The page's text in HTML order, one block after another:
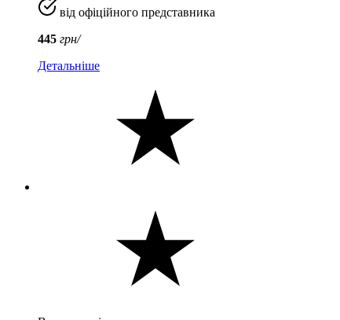
від офіційного представника
445 грн/
Детальніше